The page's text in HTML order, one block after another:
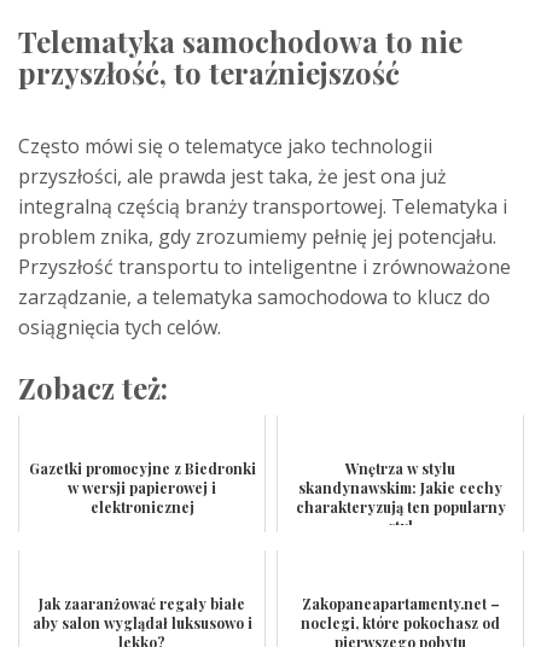
Telematyka samochodowa to nie
przyszłość, to teraźniejszość
Często mówi się o telematyce jako technologii
przyszłości, ale prawda jest taka, że jest ona już
integralną częścią branży transportowej. Telematyka i
problem znika, gdy zrozumiemy pełnię jej potencjału.
Przyszłość transportu to inteligentne i zrównoważone
zarządzanie, a telematyka samochodowa to klucz do
osiągnięcia tych celów.
Zobacz też:
Gazetki promocyjne z Biedronki
w wersji papierowej i
elektronicznej
Wnętrza w stylu
skandynawskim: Jakie cechy
charakteryzują ten popularny
styl
Jak zaaranżować regały białe
aby salon wyglądał luksusowo i
lekko?
Zakopaneapartamenty.net –
noclegi, które pokochasz od
pierwszego pobytu